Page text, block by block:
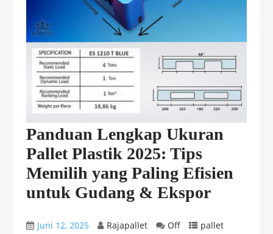
Panduan Lengkap Ukuran
Pallet Plastik 2025: Tips
Memilih yang Paling Efisien
untuk Gudang & Ekspor
Juni 12, 2025 Rajapallet Off
pallet